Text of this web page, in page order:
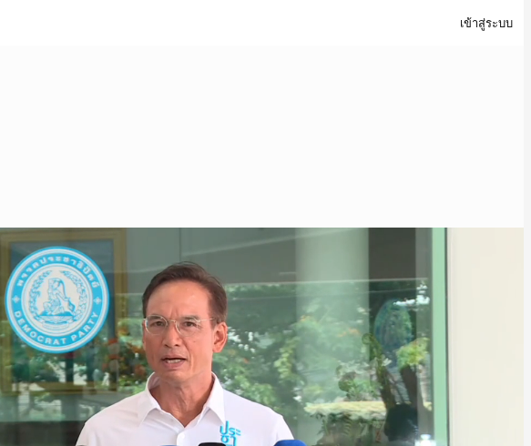
เข้าสู่ระบบ